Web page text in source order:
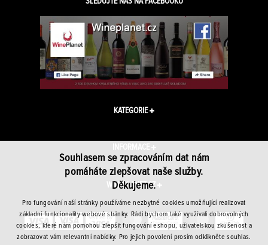
KATEGORIE
INFORMACE
WINEPLANET.CZ
Souhlasem se zpracováním dat nám
pomáháte zlepšovat naše služby.
Děkujeme.
Pro fungování naší stránky používáme nezbytné cookies umožňující realizovat
základní funkcionality webové stránky. Rádi bychom také využívali dobrovolných
cookies, které nám pomohou zlepšit fungování eshopu, uživatelskou zkušenost a
zobrazovat vám relevantní nabídky. Pro jejich povolení prosím odklikněte souhlas.